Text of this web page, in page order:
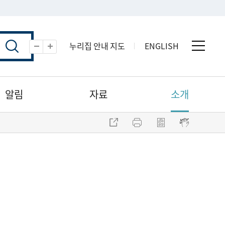
축소 누리집 안내 지도 ENGLISH
알림 자료 소개
주소 복사 프린트 점자파일 내려받기